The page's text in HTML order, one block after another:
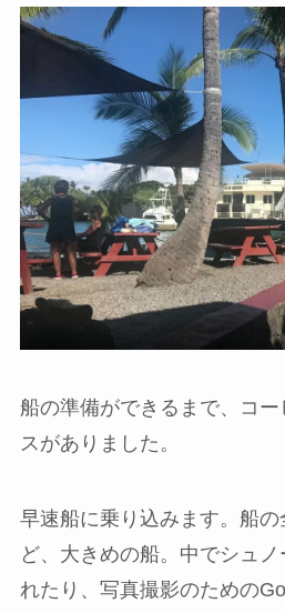
船の準備ができるまで、コ
スがありました。
早速船に乗り込みます。船
ど、大きめの船。中でシュ
れたり、写真撮影のための